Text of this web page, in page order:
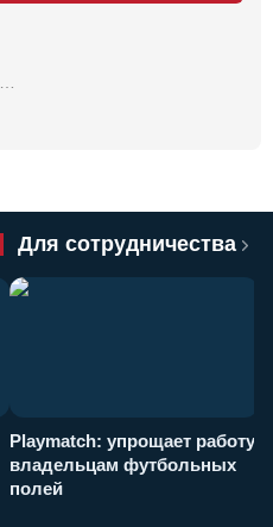
…
Для сотрудничества
Playmatch: упрощает работу
владельцам футбольных
полей